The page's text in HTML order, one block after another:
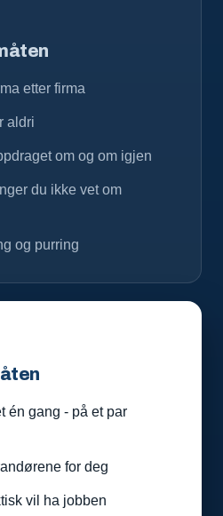
etter firma
aldri
om og om igjen
du ikke vet om
og purring
én gang - på et par
for deg
vil ha jobben